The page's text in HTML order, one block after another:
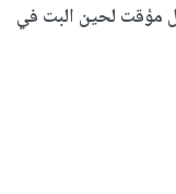
مؤقت لحين البت في